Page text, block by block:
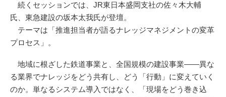
続くセッションでは、JR東日本盛岡支社の佐々木大輔
氏、東急建設の坂本太我氏が登壇。
テーマは「推進担当者が語るナレッジマネジメントの変革
プロセス」。
地域に根ざした鉄道事業と、全国規模の建設事業――異な
る業界でナレッジをどう共有し、どう「行動」に変えていく
のか。単なるシステム導入ではなく、「現場をどう巻き込